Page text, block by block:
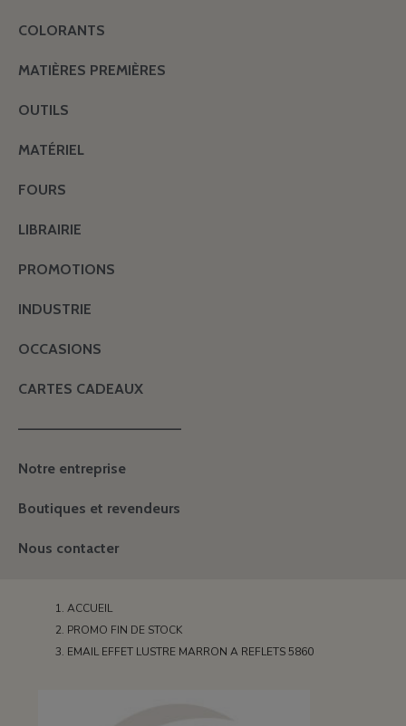
COLORANTS
MATIÈRES PREMIÈRES
OUTILS
MATÉRIEL
FOURS
LIBRAIRIE
PROMOTIONS
INDUSTRIE
OCCASIONS
CARTES CADEAUX
———————————————
Notre entreprise
Boutiques et revendeurs
Nous contacter
ACCUEIL
PROMO FIN DE STOCK
EMAIL EFFET LUSTRE MARRON A REFLETS 5860